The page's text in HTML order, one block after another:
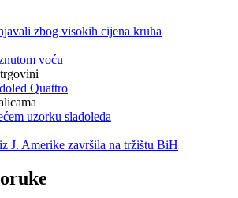
zbog visokih cijena kruha
voću
Quattro
uzorku sladoleda
J. Amerike završila na tržištu BiH